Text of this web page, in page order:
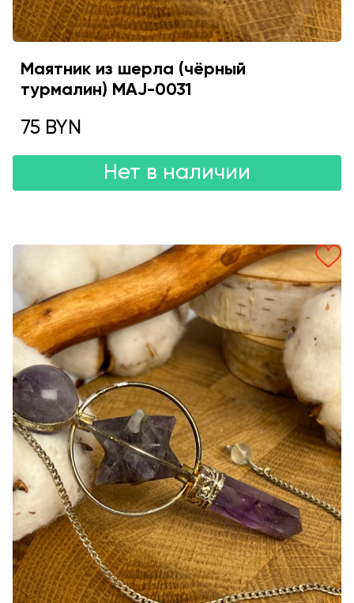
Маятник из шерла (чёрный
турмалин) MAJ-0031
75 BYN
Нет в наличии